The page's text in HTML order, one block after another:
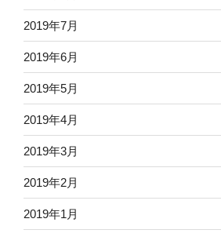
2019年7月
2019年6月
2019年5月
2019年4月
2019年3月
2019年2月
2019年1月